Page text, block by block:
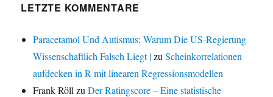
LETZTE KOMMENTARE
Paracetamol Und Autismus: Warum Die US-Regierung
Wissenschaftlich Falsch Liegt |zuScheinkorrelationen
aufdecken in R mit linearen Regressionsmodellen
Frank Röll zuDer Ratingscore – Eine statistische